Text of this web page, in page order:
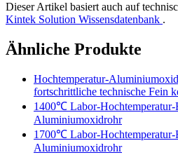
Dieser Artikel basiert auch auf
Kintek Solution Wissensdatenbank .
Ähnliche Produkte
Hochtemperatur-
fortschrittliche technische Fein
1400℃ Labor-Hochtemperatur-
Aluminiumoxidrohr
1700℃ Labor-Hochtemperatur-
Aluminiumoxidrohr